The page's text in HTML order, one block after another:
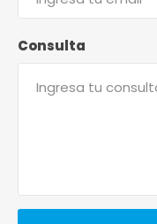
Consulta